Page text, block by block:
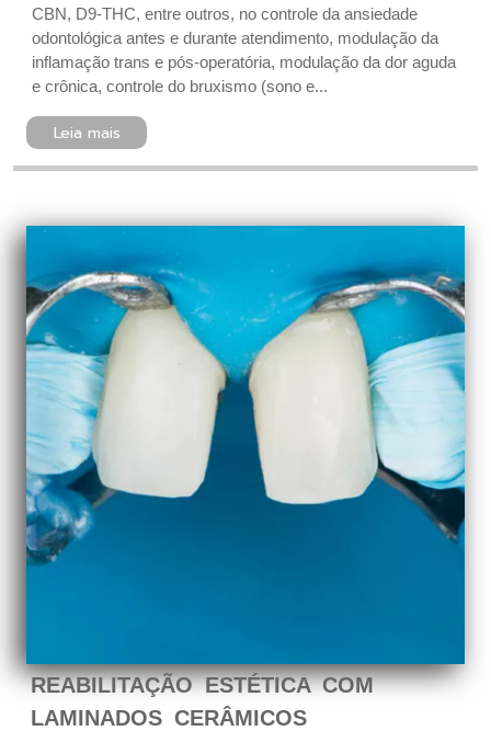
CBN, D9-THC, entre outros, no controle da ansiedade
odontológica antes e durante atendimento, modulação da
inflamação trans e pós-operatória, modulação da dor aguda
e crônica, controle do bruxismo (sono e...
Leia mais
REABILITAÇÃO ESTÉTICA COM
LAMINADOS CERÂMICOS